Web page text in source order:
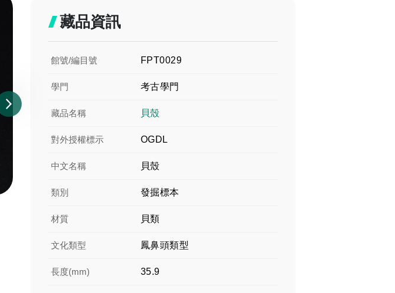
藏品資訊
館號/編目號 FPT0029
學門 考古學門
藏品名稱 貝殼
對外授權標示 OGDL
中文名稱 貝殼
類別 發掘標本
材質 貝類
文化類型 鳳鼻頭類型
長度(mm) 35.9